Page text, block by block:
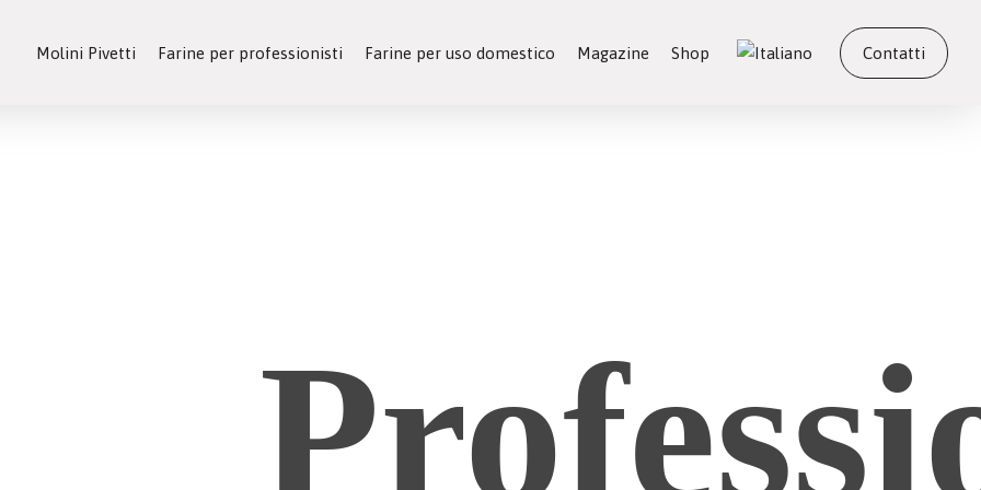
Molini Pivetti Farine per professionisti Farine per uso domestico Magazine Shop Contatti